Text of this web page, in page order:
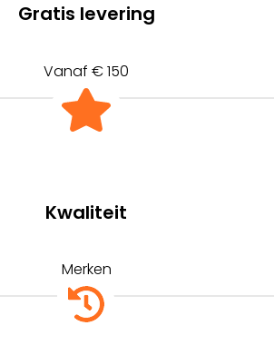
Gratis levering
Vanaf € 150
Kwaliteit
Merken